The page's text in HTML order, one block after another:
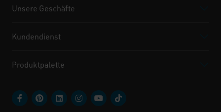
Unsere Geschäfte
Kundendienst
Produktpalette